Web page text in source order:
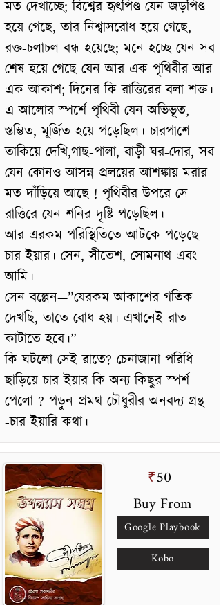
মত দেখাচ্ছে; বিশ্বের হৃৎপিণ্ড যেন জড়পিণ্ড
হয়ে গেছে, তার নিশ্বাসরোধ হয়ে গেছে,
রক্ত-চলাচল বন্ধ হয়েছে; মনে হচ্ছে যেন সব
শেষ হয়ে গেছে যেন আর এক পৃথিবীর আর
এক আকাশ;-দিনের কি রাত্তিরের বলা শক্ত।
এ আলোর স্পর্শে পৃথিবী যেন অভিভূত,
স্তম্ভিত, মূৰ্জিত হয়ে পড়েছিল। চারপাশে
তাকিয়ে দেখি,গাছ-পালা, বাড়ী ঘর-দোর, সব
যেন কোনও আসন্ন প্রলয়ের আশঙ্কায় মরার
মত দাঁড়িয়ে আছে ! পৃথিবীর উপরে সে
রাত্তিরে যেন শনির দৃষ্টি পড়েছিল।
আর এরকম পরিস্থিতিতে আটকে পড়েছে
চার ইয়ার। সেন, সীতেশ, সোমনাথ এবং
আমি।
সেন বল্লেন—”যেরকম আকাশের গতিক
দেখছি, তাতে বোধ হয়। এখানেই রাত
কাটাতে হবে।”
কি ঘটলো সেই রাতে? চেনাজানা পরিধি
ছাড়িয়ে চার ইয়ার কি অন্য কিছুর স্পর্শ
পেলো ? পড়ুন প্রমথ চৌধুরীর অনবদ্য গ্রন্থ
-চার ইয়ারি কথা।
₹50
Buy From
Google Playbook
Kobo